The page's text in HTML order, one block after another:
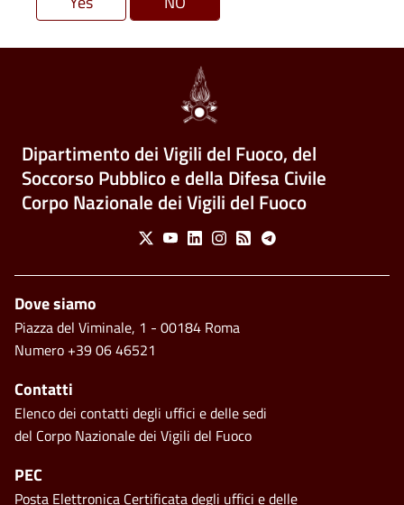
Dipartimento dei Vigili del Fuoco, del
Soccorso Pubblico e della Difesa Civile
Corpo Nazionale dei Vigili del Fuoco
Social Menu
X YoutubeLinkedinInstagram
Feed Telegram
Piè di pagina
Dove siamo
Piazza del Viminale, 1 - 00184 Roma
Numero +39 06 46521
Contatti
Elenco dei contatti degli uffici e delle sedi
del Corpo Nazionale dei Vigili del Fuoco
PEC
Posta Elettronica Certificata degli uffici e delle